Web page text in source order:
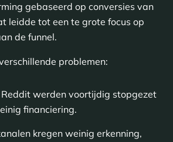
gebaseerd op conversies van
leidde tot een te grote focus op
de funnel.
problemen:
Reddit werden voortijdig stopgezet
financiering.
kregen weinig erkenning,